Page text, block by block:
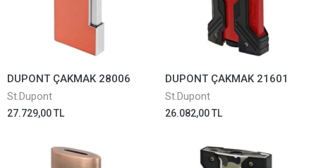
DUPONT ÇAKMAK 28006
St.Dupont
27.729,00 TL
DUPONT ÇAKMAK 21601
St.Dupont
26.082,00 TL